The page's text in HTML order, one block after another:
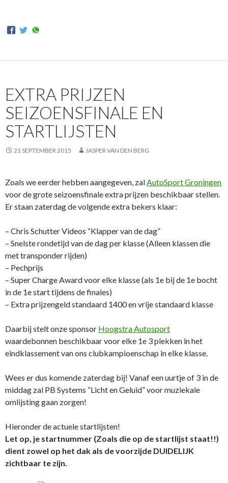
EXTRA PRIJZEN
SEIZOENSFINALE EN
STARTLIJSTEN
21 SEPTEMBER 2015 JASPER VAN DEN BERG
Zoals we eerder hebben aangegeven, zalAutoSport Groningen
voor de grote seizoensfinale extra prijzen beschikbaar stellen.
Er staan zaterdag de volgende extra bekers klaar:
– Chris Schutter Videos “Klapper van de dag”
– Snelste rondetijd van de dag per klasse (Alleen klassen die
met transponder rijden)
– Pechprijs
– Super Charge Award voor elke klasse (als 1e bij de 1e bocht
in de 1e start tijdens de finales)
– Extra prijzengeld standaard 1400 en vrije standaard klasse
Daarbij stelt onze sponsor Hoogstra Autosport
waardebonnen beschikbaar voor elke 1e 3 plekken in het
eindklassement van ons clubkampioenschap in elke klasse.
Wees er dus komende zaterdag bij! Vanaf een uurtje of 3 in de
middag zal PB Systems “Licht en Geluid” voor muziekale
omlijsting gaan zorgen!
Hieronder de actuele startlijsten!
Let op, je startnummer (Zoals die op de startlijst staat!!)
dient zowel op het dak als de voorzijde DUIDELIJK
zichtbaar te zijn.